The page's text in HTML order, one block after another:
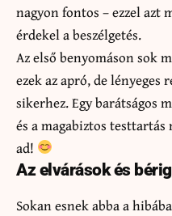
nagyon fontos – ezzel azt
érdekel a beszélgetés.
Az első benyomáson sok
ezek az apró, de lényeges
sikerhez. Egy barátságos
és a magabiztos
ad!
Az elvárások és
Sokan esnek abba a